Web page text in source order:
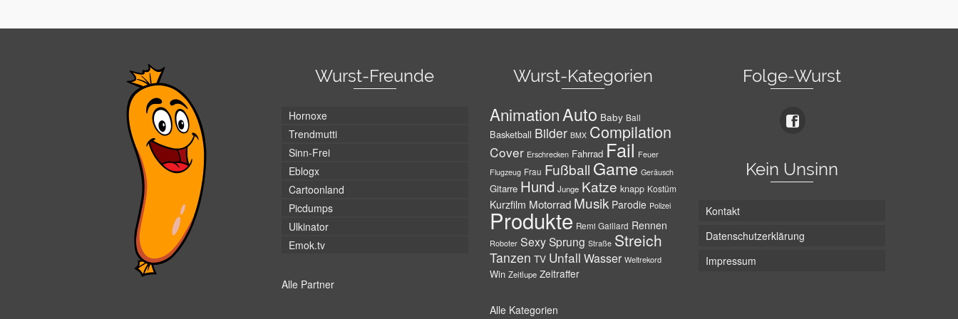
Wurst-Freunde
Hornoxe
Trendmutti
Sinn-Frei
Eblogx
Cartoonland
Picdumps
Ulkinator
Emok.tv
Alle Partner
Wurst-Kategorien
AnimationAuto Baby Ball
Basketball Bilder BMX Compilation
Cover Erschrecken Fahrrad Fail Feuer
Flugzeug Frau Fußball Game Geräusch
Gitarre Hund Junge Katze knapp Kostüm
Kurzfilm Motorrad Musik Parodie Polizei
Produkte Remi Gaillard Rennen
Roboter SexySprung Straße Streich
Tanzen TV Unfall Wasser Weltrekord
Win Zeitlupe Zeitraffer
Alle Kategorien
Folge-Wurst
Kein Unsinn
Kontakt
Datenschutzerklärung
Impressum